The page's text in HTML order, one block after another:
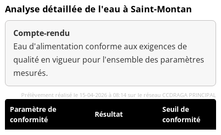
Analyse détaillée de l'eau à Saint-Montan
Compte-rendu
Eau d'alimentation conforme aux exigences de
qualité en vigueur pour l'ensemble des paramètres
mesurés.
Prélèvement réalisé le 15-04-2026 à 08:14 sur le réseau CCDRAGA PRINCIPAL
Paramètre de
conformité
Résultat
Seuil de
conformité